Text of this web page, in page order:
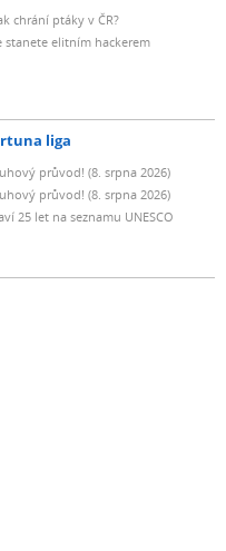
chrání ptáky v ČR?
stanete elitním hackerem
liga
průvod! (8. srpna 2026)
průvod! (8. srpna 2026)
25 let na seznamu UNESCO